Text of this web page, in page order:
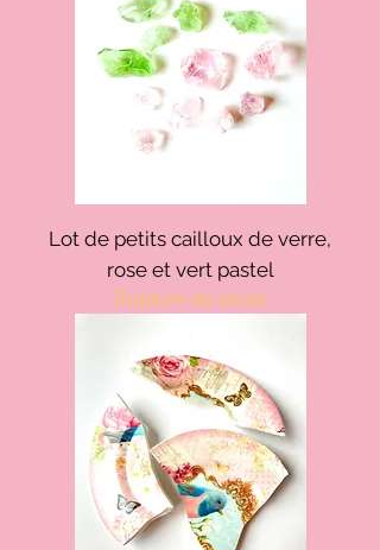
Lot de petits cailloux de verre,
rose et vert pastel
Rupture de stock